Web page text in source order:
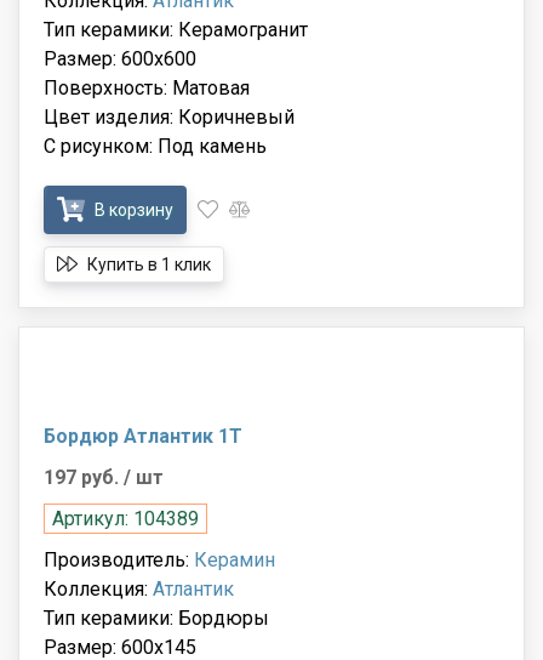
Тип керамики: Керамогранит
Размер: 600x600
Поверхность: Матовая
Цвет изделия: Коричневый
С рисунком: Под камень
В корзину
Купить в 1 клик
Бордюр Атлантик 1Т
197 руб. / шт
Артикул: 104389
Производитель: Керамин
Коллекция: Атлантик
Тип керамики: Бордюры
Размер: 600x145